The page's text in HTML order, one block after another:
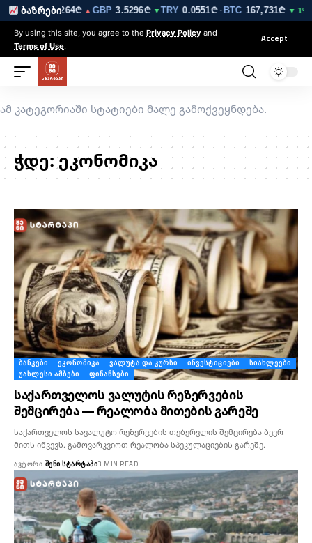
ბაზრები
▼EUR3.0264₾▲GBP3.5296₾▼TRY0.0551₾·BTC167,731₾▼ 1%
By using this site, you agree to the Privacy Policy and
Terms of Use.
Accept
ამ კატეგორიაში სტატიები მალე გამოქვეყნდება.
ჭდე:ეკონომიკა
ᲑᲐᲜᲙᲔᲑᲘ ᲔᲙᲝᲜᲝᲛᲘᲙᲐ ᲕᲐᲚᲣᲢᲐ ᲓᲐ ᲙᲣᲠᲡᲘ ᲘᲜᲕᲔᲡᲢᲘᲪᲘᲔᲑᲘ
ᲡᲘᲐᲮᲚᲔᲔᲑᲘ
ᲣᲐᲮᲚᲔᲡᲘ ᲐᲛᲑᲔᲑᲘ
ᲤᲘᲜᲐᲜᲡᲔᲑᲘ
საქართველოს ვალუტის რეზერვების
შემცირება — რეალობა მითების გარეშე
საქართველოს სავალუტო რეზერვების თებერვლის შემცირება ბევრ
მითს იწვევს. გამოვარკვიოთ რეალობა სპეკულაციების გარეშე.
ᲐᲕᲢᲝᲠᲘ:ᲨᲔᲜᲘ ᲡᲢᲐᲠᲢᲐᲞᲘ3 MIN READ